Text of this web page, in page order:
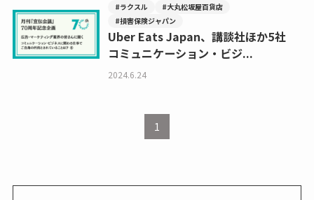
#ラクスル
#大丸松坂屋百貨店
#損害保険ジャパン
Uber Eats Japan、講談社ほか5社
コミュニケーション・ビジ...
2024.6.24
1